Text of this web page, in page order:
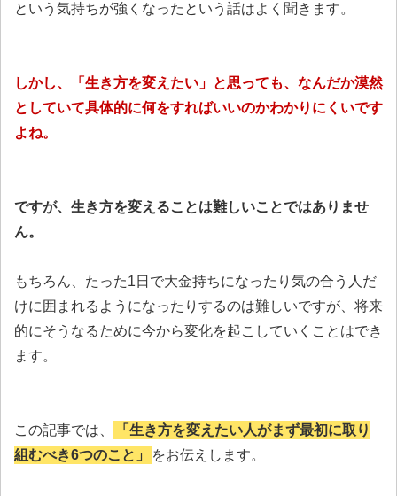
という気持ちが強くなったという話はよく聞きます。
しかし、「生き方を変えたい」と思っても、なんだか漠然
としていて具体的に何をすればいいのかわかりにくいです
よね。
ですが、生き方を変えることは難しいことではありませ
ん。
もちろん、たった1日で大金持ちになったり気の合う人だ
けに囲まれるようになったりするのは難しいですが、将来
的にそうなるために今から変化を起こしていくことはでき
ます。
この記事では、
「生き方を変えたい人がまず最初に取り
組むべき6つのこと」
をお伝えします。